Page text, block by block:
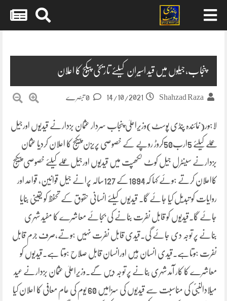
پنجاب،جیلوں میں قید اسیران کیلئے تاریخی پیکج کا اعلان
Shahzad Raza
14/10/2021
لاہور(نمائندہ پنڈی پوسٹ)وزیراعلیٰ پنجاب سردار عثمان بزدارنے قیدیوں اورجیل
عملے کیلئے 5ارب50کروڑ روپے کے خصوصی پریزن پیکیج کا اعلان کردیا عثمان
بزدارنے سینٹرل جیل کوٹ لکھپت میں قیدیوں اورجیل عملے کیلئے خصوصی پیکیج
کااعلان کرتے ہوئے کہا کہ1894کے 127سالہ پرانے جیل قوانین، قواعد اور
روایات کو تبدیل کیا جائے گا۔ قیدیوں کیلئے انسانی حقوق کے تحفظ کو یقینی بنایا
جائے گا۔قیدیوں کو قابل نفرت بنانے کی بجائے معاشرے کا مفید شہری
بنانے پر توجہ دی جائے گی۔قیدی قابل نفرت نہیں ہوتے،صرف جرم قابل
نفرت ہوتاہے۔قیدی انسان ہیں اورانسان قابل صلاح ہوتا ہے۔قیدیوں کو
معاشرے کا کار آمد شہری بنانے پر توجہ دیں گے۔وزیراعلیٰ عثمان بزدارنے عید
میلادالنبیؐ کی مناسبت سے قیدیوں کی سزامیں 60 یوم کی عام معافی کا اعلان کیا